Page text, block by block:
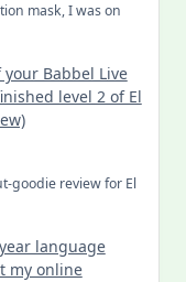
mask, I was on
Babbel Live
level 2 of El
goodie review for El
language
my online